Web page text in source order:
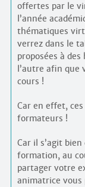
offertes par le
l’année
thématiques
verrez dans le
proposées à
l’autre afin que
cours !
Car en effet,
formateurs !
Car il s’agit
formation, au
partager votre
animatrice vous